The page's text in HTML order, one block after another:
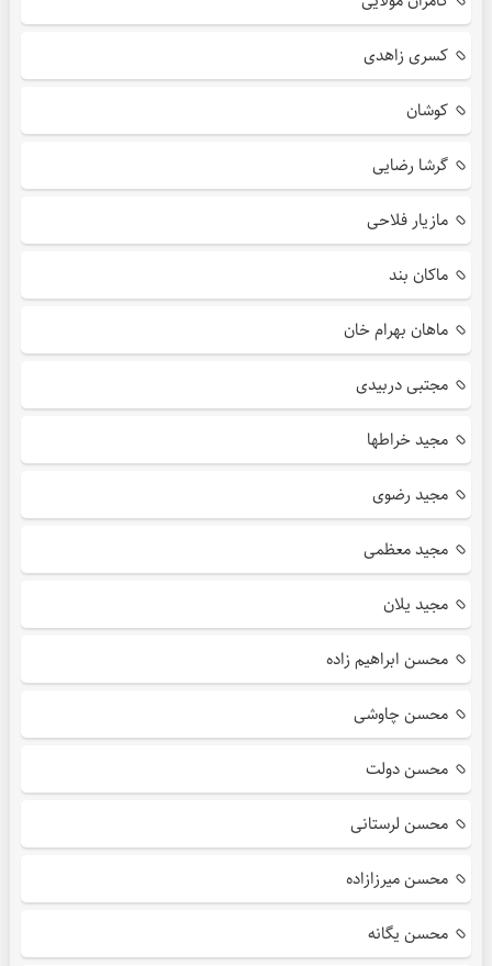
کسری زاهدی
کوشان
گرشا رضایی
مازیار فلاحی
ماکان بند
ماهان بهرام خان
مجتبی دربیدی
مجید خراطها
مجید رضوی
مجید معظمی
مجید یلان
محسن ابراهیم زاده
محسن چاوشی
محسن دولت
محسن لرستانی
محسن میرزازاده
محسن یگانه